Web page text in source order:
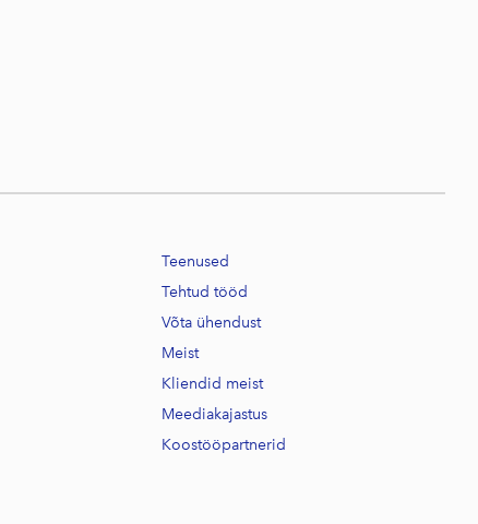
Teenused
Tehtud tööd
Võta ühendust
Meist
Kliendid meist
Meediakajastus
Koostööpartnerid